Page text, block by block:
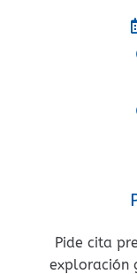
Pide cita
exploración